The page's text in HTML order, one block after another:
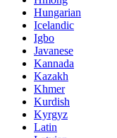
Hungarian
Icelandic
Igbo
Javanese
Kannada
Kazakh
Khmer
Kurdish
Kyrgyz
Latin